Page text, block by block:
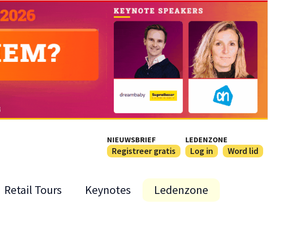
NIEUWSBRIEF
Registreer gratis
LEDENZONE
Log in Word lid
Retail Tours Keynotes Ledenzone